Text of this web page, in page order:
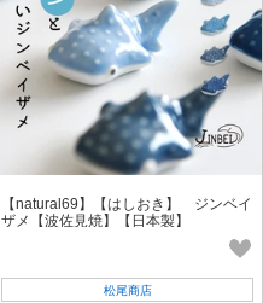
【natural69】【はしおき】 ジンベイ
ザメ【波佐見焼】【日本製】
松尾商店